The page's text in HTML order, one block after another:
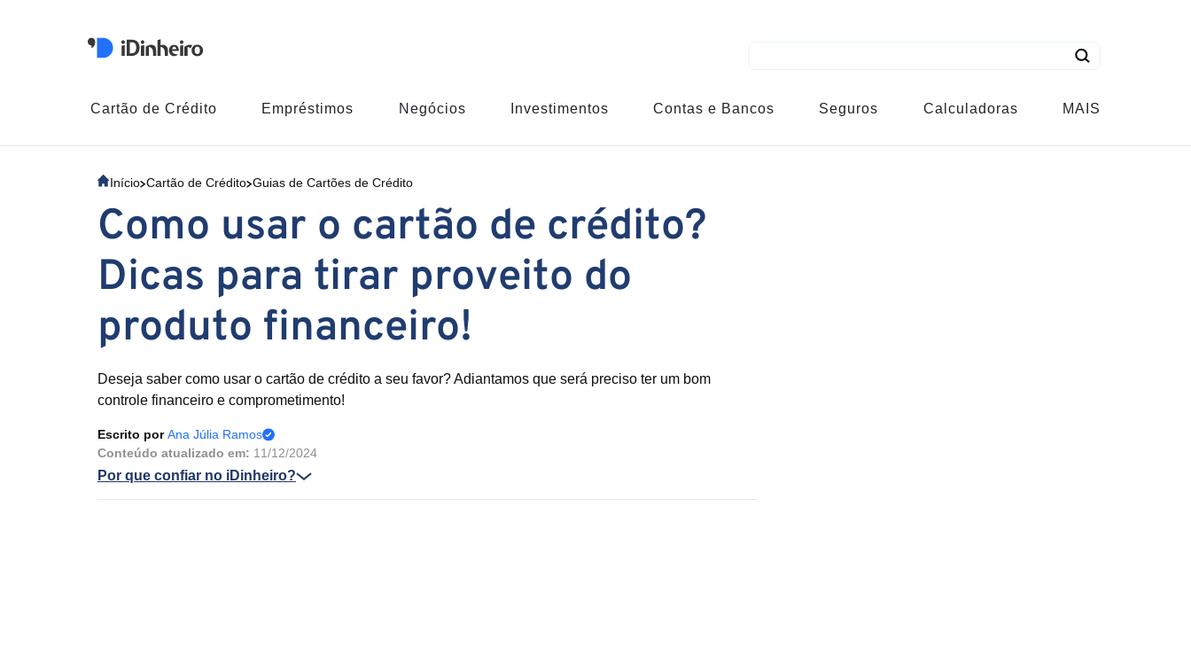
Cartão de Crédito Empréstimos Negócios Investimentos Contas e Bancos Seguros Calculadoras MAIS
Início Cartão de Crédito Guias de Cartões de Crédito
Como usar o cartão de crédito?
Dicas para tirar proveito do
produto financeiro!
Deseja saber como usar o cartão de crédito a seu favor? Adiantamos que será preciso ter um bom
controle financeiro e comprometimento!
Escrito porAna Júlia Ramos
Conteúdo atualizado em: 11/12/2024
Por que confiar no iDinheiro?